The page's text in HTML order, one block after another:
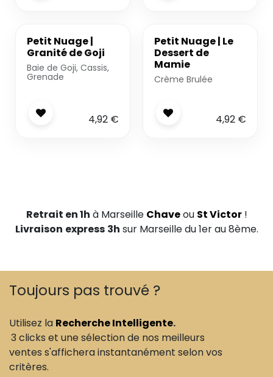
Petit Nuage |
Granité de Goji
Baie de Goji, Cassis,
Grenade
4,92€
-20%
Petit Nuage | Le
Dessert de
Mamie
Crème Brulée
4,92€
Retrait en 1h à Marseille Chaveou St Victor!
Livraison express 3h sur Marseille du 1er au 8ème.
Toujours pas trouvé ?
Utilisez la Recherche Intelligente.
3 clicks et une sélection de nos meilleurs
ventes s'affichera instantanément selon vos
critères.